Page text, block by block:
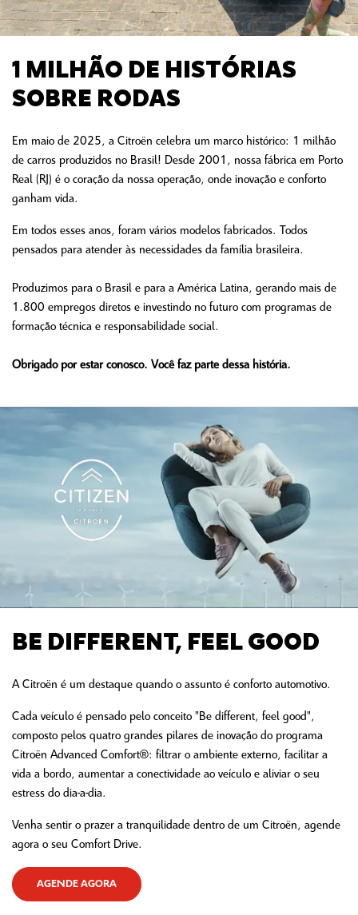
1 MILHÃO DE HISTÓRIAS
SOBRE RODAS
Em maio de 2025, a Citroën celebra um marco histórico: 1 milhão
de carros produzidos no Brasil! Desde 2001, nossa fábrica em Porto
Real (RJ) é o coração da nossa operação, onde inovação e conforto
ganham vida.
Em todos esses anos, foram vários modelos fabricados. Todos
pensados para atender às necessidades da família brasileira.
Produzimos para o Brasil e para a América Latina, gerando mais de
1.800 empregos diretos e investindo no futuro com programas de
formação técnica e responsabilidade social.
Obrigado por estar conosco. Você faz parte dessa história.
BE DIFFERENT, FEEL GOOD
A Citroën é um destaque quando o assunto é conforto automotivo.
Cada veículo é pensado pelo conceito "Be different, feel good",
composto pelos quatro grandes pilares de inovação do programa
Citroën Advanced Comfort®: filtrar o ambiente externo, facilitar a
vida a bordo, aumentar a conectividade ao veículo e aliviar o seu
estress do dia-a-dia.
Venha sentir o prazer a tranquilidade dentro de um Citroën, agende
agora o seu Comfort Drive.
AGENDE AGORA